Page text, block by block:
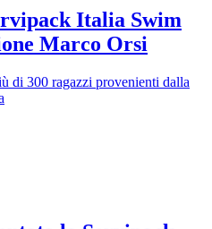
Italia Swim
Marco Orsi
di 300 ragazzi provenienti dalla